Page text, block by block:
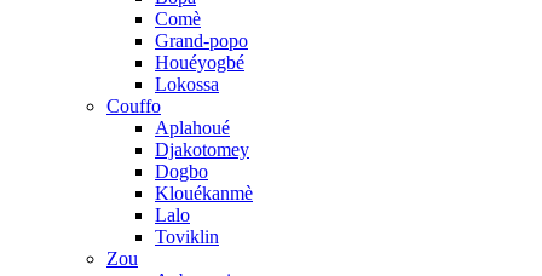
Comè
Grand-popo
Houéyogbé
Lokossa
Couffo
Aplahoué
Djakotomey
Dogbo
Klouékanmè
Lalo
Toviklin
Zou